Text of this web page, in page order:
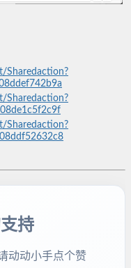
Sharedaction?
Sharedaction?
Sharedaction?
持
动动小手点个赞